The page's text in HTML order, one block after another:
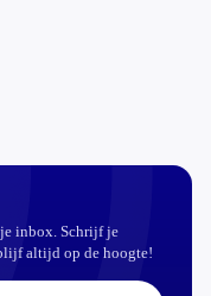
inbox. Schrijf je
altijd op de hoogte!